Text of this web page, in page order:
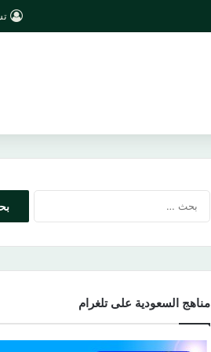
مناهج السعودية على تلغرام